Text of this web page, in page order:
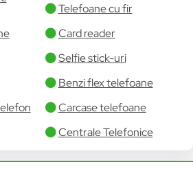
Telefoane cu fir
Card reader
Selfie stick-uri
Benzi flex telefoane
Carcase telefoane
Centrale Telefonice